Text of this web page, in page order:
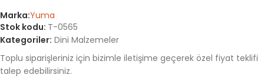
Marka:Yuma
Stok kodu: T-0565
Kategoriler: Dini Malzemeler
Toplu siparişleriniz için bizimle iletişime geçerek özel fiyat teklifi
talep edebilirsiniz.